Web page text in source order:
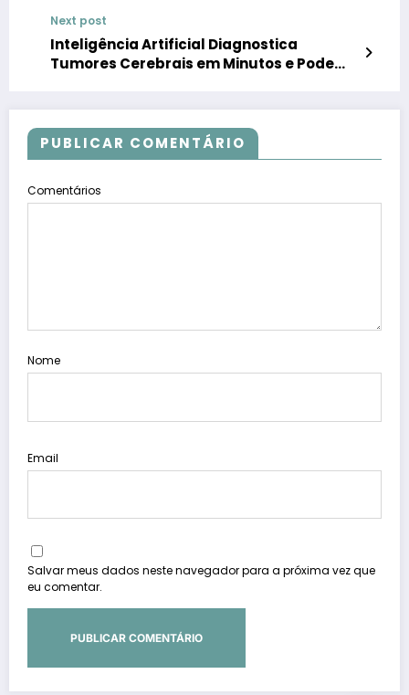
Next post
Inteligência Artificial Diagnostica
Tumores Cerebrais em Minutos e Pode
PUBLICAR COMENTÁRIO
Comentários
Nome
Email
Salvar meus dados neste navegador para a próxima vez que
eu comentar.